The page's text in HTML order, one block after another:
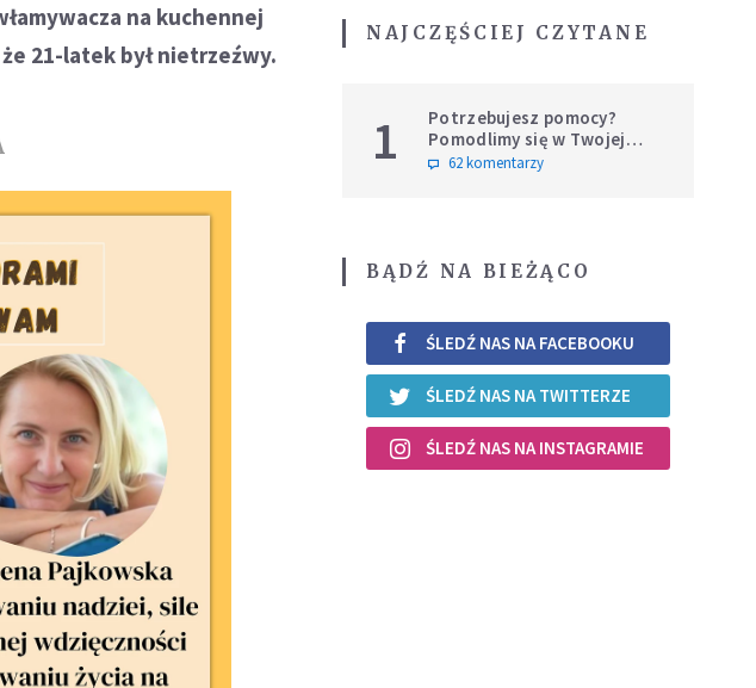
na kuchennej
21-latek był nietrzeźwy.
NAJCZĘŚCIEJ CZYTANE
1
Potrzebujesz pomocy?
Pomodlimy się w Twojej
intencji
62 komentarzy
BĄDŹ NA BIEŻĄCO
ŚLEDŹ NAS NA FACEBOOKU
ŚLEDŹ NAS NA TWITTERZE
ŚLEDŹ NAS NA INSTAGRAMIE